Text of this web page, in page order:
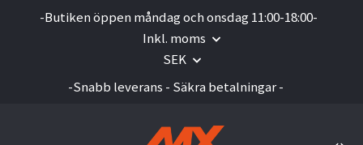
-Butiken öppen måndag och onsdag 11:00-18:00-
Inkl. moms
SEK
-Snabb leverans - Säkra betalningar -